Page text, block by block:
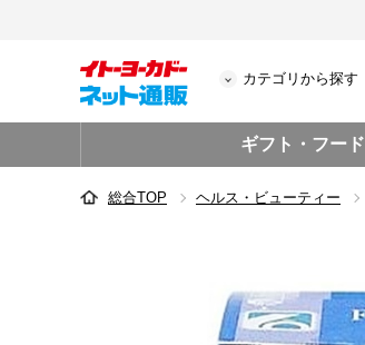
カテゴリから探す
ギフト・フード
総合TOP ヘルス・ビューティー